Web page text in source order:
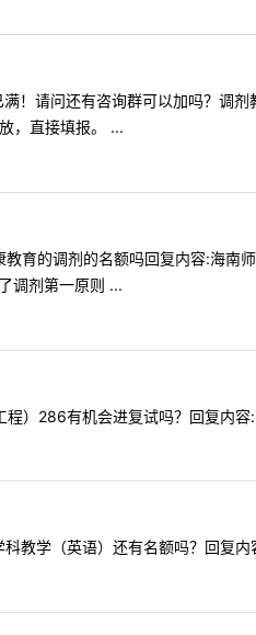
请问还有咨询群可以加吗？调剂
，直接填报。 ...
的调剂的名额吗回复内容:海南
调剂第一原则 ...
）286有机会进复试吗？回复内容
教学（英语）还有名额吗？回复内